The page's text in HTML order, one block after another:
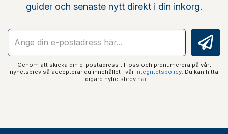
guider och senaste nytt direkt i din inkorg.
Genom att skicka din e-postadress till oss och prenumerera på vårt
nyhetsbrev så accepterar du innehållet i vår integritetspolicy. Du kan hitta
tidigare nyhetsbrev här